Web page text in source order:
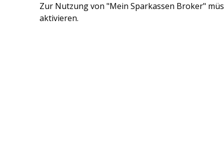
Zur Nutzung von "Mein Sparkassen Broker"
aktivieren.